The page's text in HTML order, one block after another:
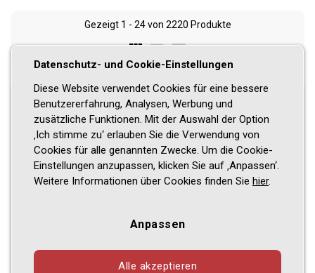
Gezeigt 1 - 24von 2220 Produkte
-32%
Datenschutz- und Cookie-Einstellungen
Diese Website verwendet Cookies für eine bessere
Benutzererfahrung, Analysen, Werbung und
zusätzliche Funktionen. Mit der Auswahl der Option
‚Ich stimme zu‘ erlauben Sie die Verwendung von
Cookies für alle genannten Zwecke. Um die Cookie-
Einstellungen anzupassen, klicken Sie auf ‚Anpassen‘.
Weitere Informationen über Cookies finden Sie hier.
Anpassen
Alle akzeptieren